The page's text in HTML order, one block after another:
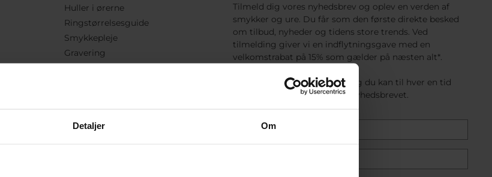
Detaljer Om
Huller i ørerne
Ringstørrelsesguide
Smykkepleje
Gravering
Tilmeld dig vores nyhedsbrev og oplev en verden af
smykker og ure. Du får som den første direkte besked
om tilbud, nyheder og tidens store trends. Ved
tilmelding giver vi en indflytningsgave med en
velkomstrabat på 15% som gælder på næsten alt*.
Det er gratis at tilmelde sig og du kan til hver en tid
afmelde dig nemt nederst i nyhedsbrevet.